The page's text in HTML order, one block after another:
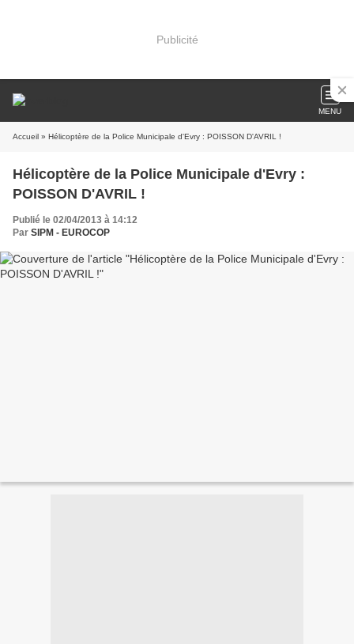
Publicité
MENU
Accueil » Hélicoptère de la Police Municipale d'Evry : POISSON D'AVRIL !
Hélicoptère de la Police Municipale d'Evry :
POISSON D'AVRIL !
Publié le 02/04/2013 à 14:12
Par SIPM - EUROCOP